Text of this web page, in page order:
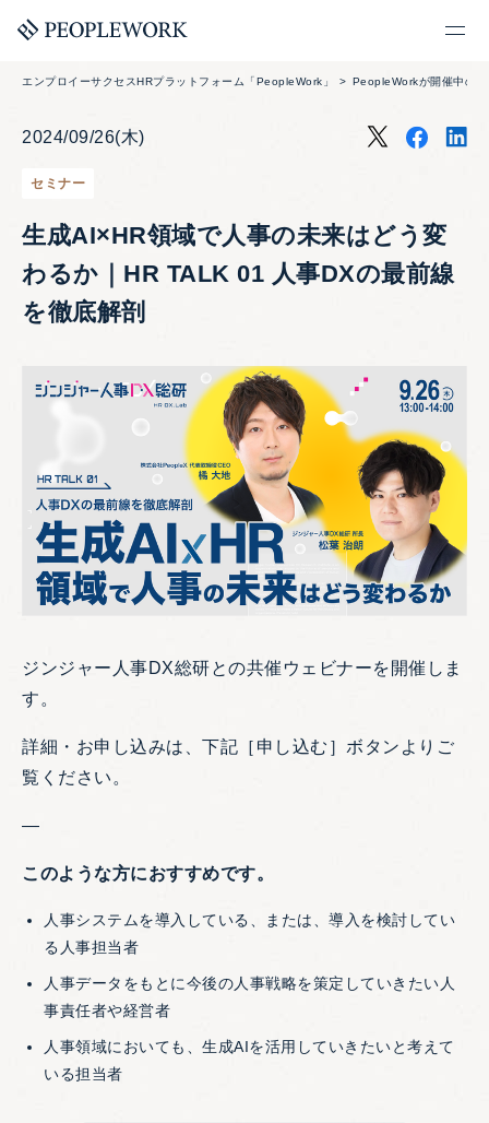
エンプロイーサクセスHRプラットフォーム「PeopleWork」 PeopleWorkが開催中のセ
2024/09/26(木)
セミナー
生成AI×HR領域で人事の未来はどう変
わるか｜HR TALK 01 人事DXの最前線
を徹底解剖
ジンジャー人事DX総研との共催ウェビナーを開催しま
す。
詳細・お申し込みは、下記［申し込む］ボタンよりご
覧ください。
—
このような方におすすめです。
人事システムを導入している、または、導入を検討してい
る人事担当者
人事データをもとに今後の人事戦略を策定していきたい人
事責任者や経営者
人事領域においても、生成AIを活用していきたいと考えて
いる担当者